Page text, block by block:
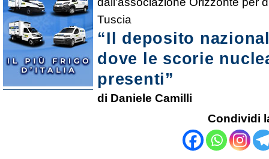
Tuscia
“Il deposito
dove le scorie
presenti”
di Daniele Camilli
Condividi